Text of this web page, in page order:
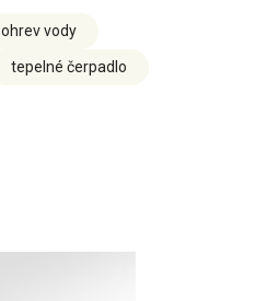
ohrev vody
tepelné čerpadlo